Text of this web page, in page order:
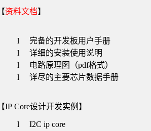
【资料文档】
l
完备的开发板用户手册
l
详细的安装使用说明
l
电路原理图（pdf格式）
l
详尽的主要芯片数据手册
【IP Core设计开发实例】
l I2C ip core